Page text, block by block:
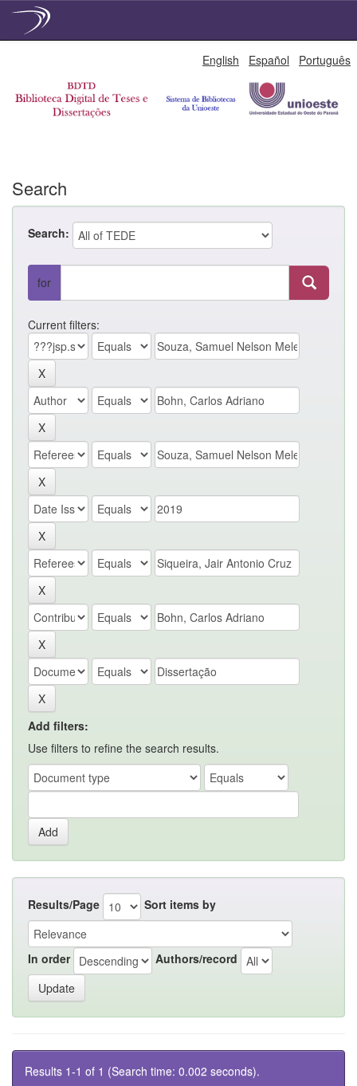
English Español Português
Search
Search:
for
Current filters:
Add filters:
Use filters to refine the search results.
Results/Page Sort items by
In order Authors/record
Results 1-1 of 1 (Search time: 0.002 seconds).